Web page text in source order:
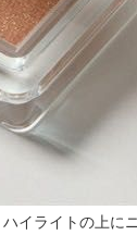
イライトの上に